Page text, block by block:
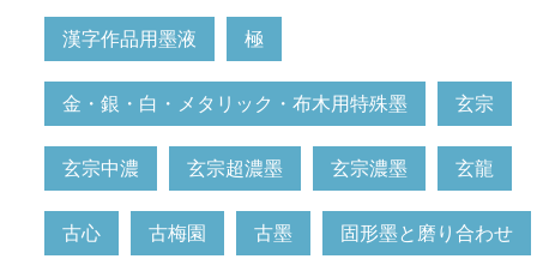
漢字作品用墨液 極
金・銀・白・メタリック・布木用特殊墨 玄宗
玄宗中濃 玄宗超濃墨 玄宗濃墨 玄龍
古心 古梅園 古墨 固形墨と磨り合わせ